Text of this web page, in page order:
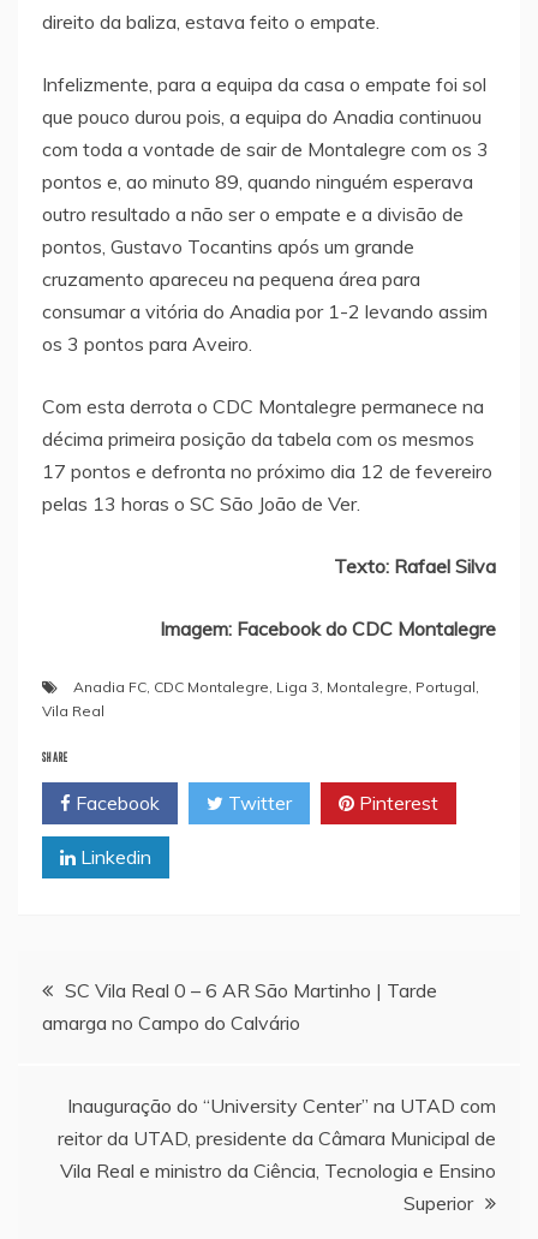
direito da baliza, estava feito o empate.
Infelizmente, para a equipa da casa o empate foi sol
que pouco durou pois, a equipa do Anadia continuou
com toda a vontade de sair de Montalegre com os 3
pontos e, ao minuto 89, quando ninguém esperava
outro resultado a não ser o empate e a divisão de
pontos, Gustavo Tocantins após um grande
cruzamento apareceu na pequena área para
consumar a vitória do Anadia por 1-2 levando assim
os 3 pontos para Aveiro.
Com esta derrota o CDC Montalegre permanece na
décima primeira posição da tabela com os mesmos
17 pontos e defronta no próximo dia 12 de fevereiro
pelas 13 horas o SC São João de Ver.
Texto: Rafael Silva
Imagem: Facebook do CDC Montalegre
Anadia FC, CDC Montalegre, Liga 3, Montalegre, Portugal,
Vila Real
SHARE
Facebook Twitter Pinterest
Linkedin
Navegação
artigos
SC Vila Real 0 – 6 AR São Martinho | Tarde
amarga no Campo do Calvário
Inauguração do “University Center” na UTAD com
reitor da UTAD, presidente da Câmara Municipal de
Vila Real e ministro da Ciência, Tecnologia e Ensino
Superior